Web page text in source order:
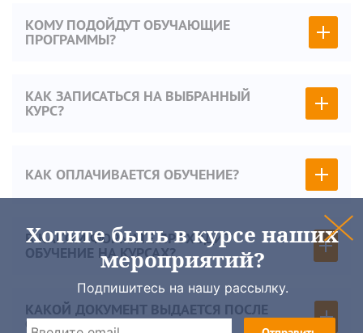
Хотите быть в курсе наших
мероприятий?
Подпишитесь на нашу рассылку.
КОМУ ПОДОЙДУТ ОБУЧАЮЩИЕ
ПРОГРАММЫ?
КАК ЗАПИСАТЬСЯ НА ВЫБРАННЫЙ
КУРС?
КАК ОПЛАЧИВАЕТСЯ ОБУЧЕНИЕ?
В КАКОМ ФОРМАТЕ ПРОХОДИТ
ОБУЧЕНИЕ НА КУРСАХ?
КАКОЙ ДОКУМЕНТ ВЫДАЕТСЯ ПОСЛЕ
ОКОНЧАНИЯ КУРСА?